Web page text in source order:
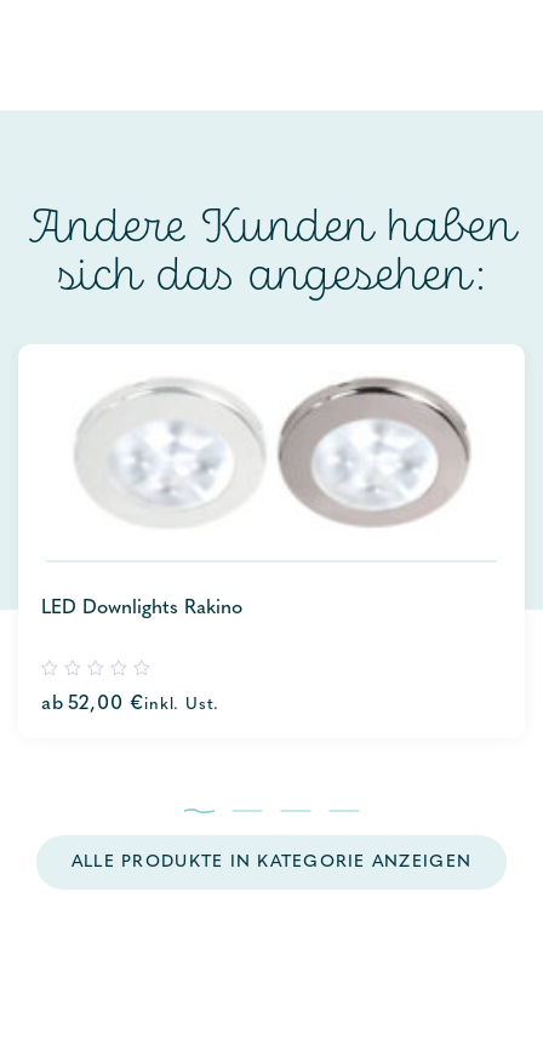
Andere Kunden haben
sich das angesehen:
LED Downlights Rakino
out
ab 52,00€inkl. Ust.
ALLE PRODUKTE IN KATEGORIE ANZEIGEN